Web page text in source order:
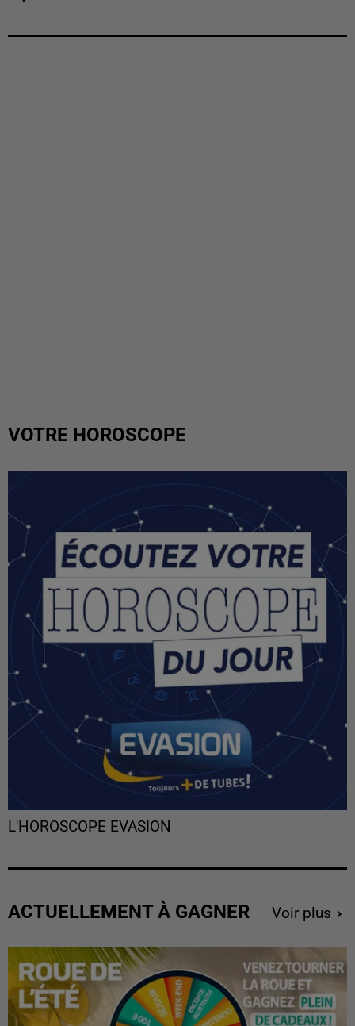
VOTRE HOROSCOPE
L'HOROSCOPE EVASION
ACTUELLEMENT À GAGNER Voir plus